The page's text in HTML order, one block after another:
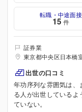
転職・中途面接
15 件
証券業
東京都中央区日本橋
出世の口コミ
年功序列な雰囲気は、
る人が出世している
ていない。